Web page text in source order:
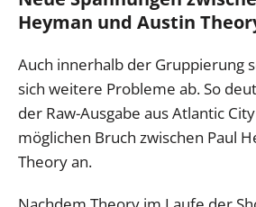
Heyman und Austin
Auch innerhalb der Gruppierung
sich weitere Probleme ab. So
der Raw-Ausgabe aus Atlantic
möglichen Bruch zwischen Paul
Theory an.